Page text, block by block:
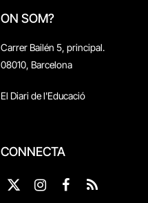
ON SOM?
Carrer Bailén 5, principal.
08010, Barcelona
El Diari de l'Educació
CONNECTA
X
Instagram
Facebook
RSS